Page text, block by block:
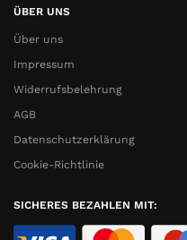
ÜBER UNS
Über uns
Impressum
Widerrufsbelehrung
AGB
Datenschutzerklärung
Cookie-Richtlinie
SICHERES BEZAHLEN MIT: